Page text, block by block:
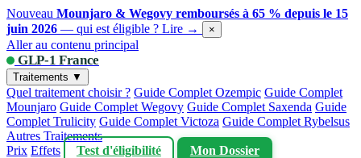
Nouveau Mounjaro & Wegovy remboursés à 65 % depuis le 15
juin 2026 — qui est éligible ? Lire → ×
Aller au contenu principal
GLP-1 France
Traitements ▼
Quel traitement choisir ? Guide Complet Ozempic Guide Complet
Mounjaro Guide Complet Wegovy Guide Complet Saxenda Guide
Complet Trulicity Guide Complet Victoza Guide Complet Rybelsus
Autres Traitements
Prix Effets Test d'éligibilité Mon Dossier